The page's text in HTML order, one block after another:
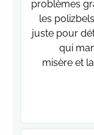
problèmes
les
juste pour
qui
misère et